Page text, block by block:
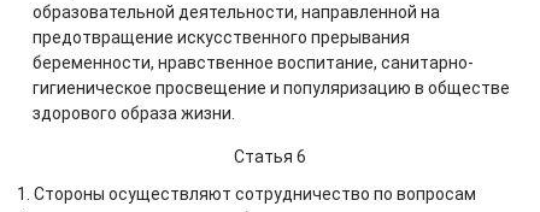
образовательной деятельности, направленной на
предотвращение искусственного прерывания
беременности, нравственное воспитание, санитарно-
гигиеническое просвещение и популяризацию в обществе
здорового образа жизни.
Статья 6
1. Стороны осуществляют сотрудничество по вопросам